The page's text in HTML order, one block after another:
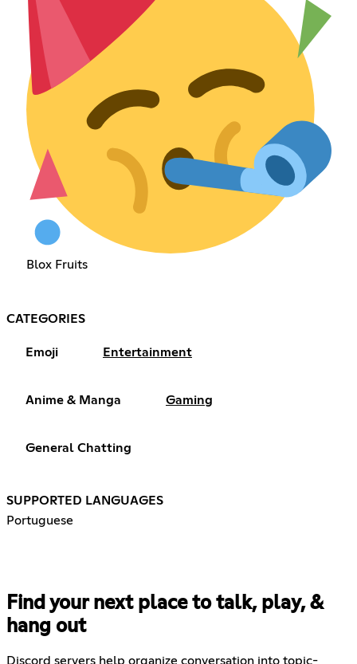
Blox Fruits
CATEGORIES
Emoji Entertainment
Anime & Manga Gaming
General Chatting
SUPPORTED LANGUAGES
Portuguese
Find your next place to talk, play, &
hang out
Discord servers help organize conversation into topic-